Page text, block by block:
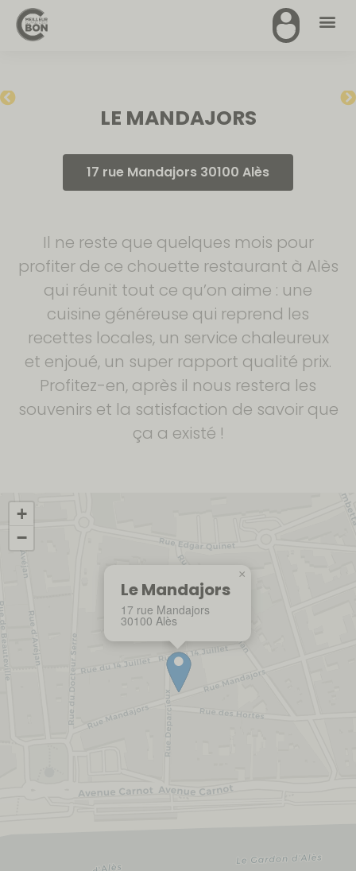
LE MANDAJORS
17 rue Mandajors 30100 Alès
Il ne reste que quelques mois pour
profiter de ce chouette restaurant à Alès
qui réunit tout ce qu’on aime : une
cuisine généreuse qui reprend les
recettes locales, un service chaleureux
et enjoué, un super rapport qualité prix.
Profitez-en, après il nous restera les
souvenirs et la satisfaction de savoir que
ça a existé !
Le Mandajors
17 rue Mandajors
30100 Alès
×
+
−